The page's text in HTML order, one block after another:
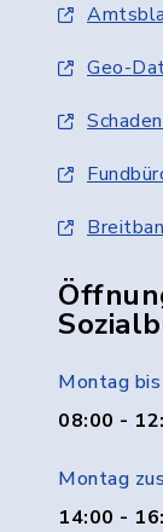
Geo-
Montag
08:00 -
Montag
14:00 -